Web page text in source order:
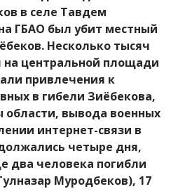
в селе Тавдем
ГБАО был убит местный
Несколько тысяч
на центральной площади
привлечения к
в гибели Зиёбекова,
области, вывода военных
интернет-связи в
четыре дня,
два человека погибли
Муродбеков), 17